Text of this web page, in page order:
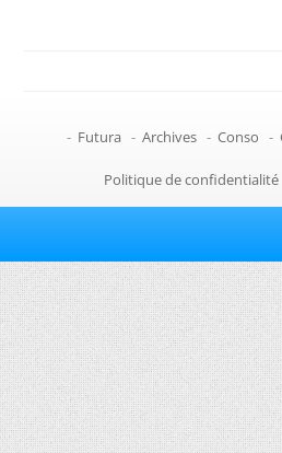
- Futura - Archives - Conso -
Politique de confidentialité